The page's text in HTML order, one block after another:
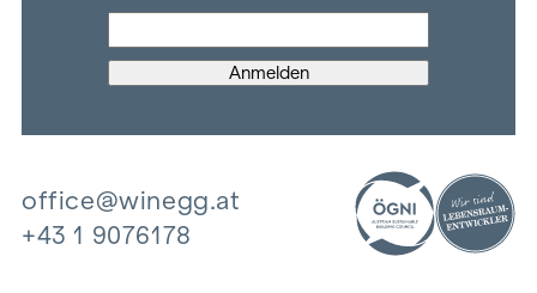
office@winegg.at
+43 1 9076178